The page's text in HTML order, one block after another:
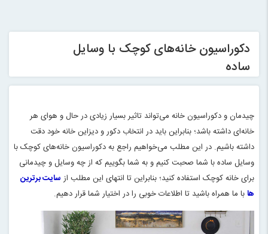
دکوراسیون خانه‌های کوچک با وسایل
ساده
چیدمان و دکوراسیون خانه می‌تواند تاثیر بسیار زیادی در حال و هوای هر
خانه‌ای داشته باشد؛ بنابراین باید در انتخاب دکور و دیزاین خانه خود دقت
داشته باشیم. در این مطلب می‌خواهیم راجع به دکوراسیون خانه‌های کوچک با
وسایل ساده با شما صحبت کنیم و به شما بگوییم که از چه وسایل و چیدمانی
برای خانه کوچک استفاده کنید؛ بنابراین تا انتهای این مطلب از سایت برترین
هابا ما همراه باشید تا اطلاعات خوبی را در اختیار شما قرار دهیم.